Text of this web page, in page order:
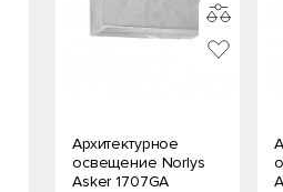
Архитектурное
освещение Norlys
Asker 1707GA